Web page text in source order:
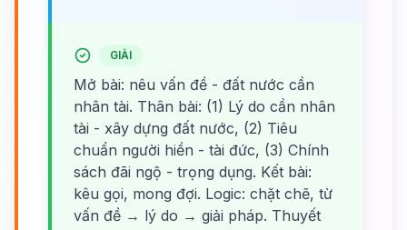
GIẢI
Mở bài: nêu vấn đề - đất nước cần
nhân tài. Thân bài: (1) Lý do cần nhân
tài - xây dựng đất nước, (2) Tiêu
chuẩn người hiền - tài đức, (3) Chính
sách đãi ngộ - trọng dụng. Kết bài:
kêu gọi, mong đợi. Logic: chặt chẽ, từ
vấn đề → lý do → giải pháp. Thuyết